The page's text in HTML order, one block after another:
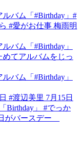
バム「#Birthday」#
#愛がお仕事 梅雨明
バム「#Birthday」
てアルバムをじっ
バム「#Birthday」
#渡辺美里 7月15日
Birthday」 #でっか
がバースデー